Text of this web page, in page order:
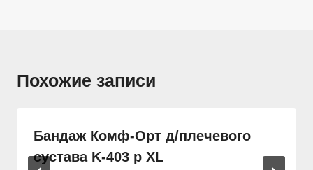
Похожие записи
Бандаж Комф-Орт д/плечевого
сустава K-403 р XL